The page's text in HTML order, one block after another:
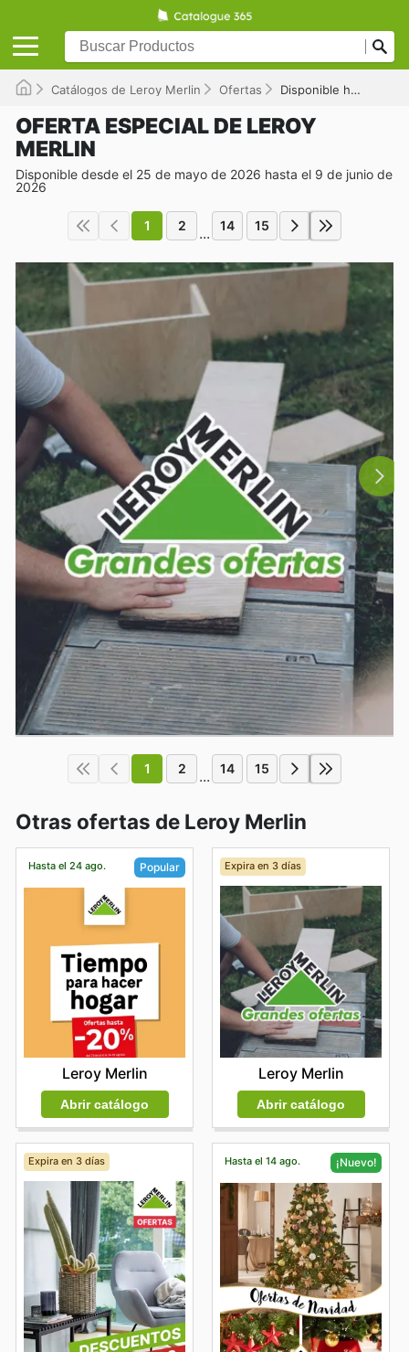
Catálogos de Leroy Merlin Ofertas Disponible hasta el 09/06/2026
OFERTA ESPECIAL DE LEROY
MERLIN
Disponible desde el 25 de mayo de 2026 hasta el 9 de junio de
2026
1 2 ... 14 15
1 2 ... 14 15
Otras ofertas de Leroy Merlin
Hasta el 24 ago. Popular
Leroy Merlin
Abrir catálogo
Expira en 3 días
Leroy Merlin
Abrir catálogo
Expira en 3 días Hasta el 14 ago. ¡Nuevo!